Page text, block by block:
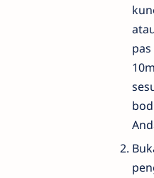
pas